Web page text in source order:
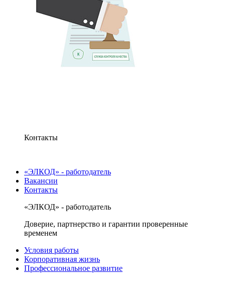
Контакты
«ЭЛКОД» - работодатель
Вакансии
Контакты
«ЭЛКОД» - работодатель
Доверие, партнерство и гарантии проверенные
временем
Условия работы
Корпоративная жизнь
Профессиональное развитие